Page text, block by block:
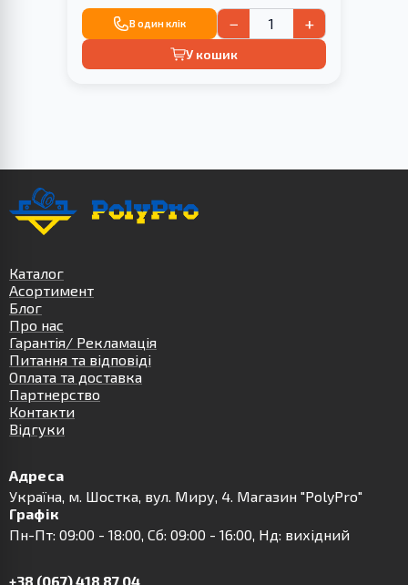
В один клік − +
У кошик
Каталог
Асортимент
Блог
Про нас
Гарантія/ Рекламація
Питання та відповіді
Оплата та доставка
Партнерство
Контакти
Відгуки
Адреса
Українa, м. Шостка, вул. Миру, 4. Магазин "PolyPro"
Графік
Пн-Пт: 09:00 - 18:00, Сб: 09:00 - 16:00, Нд: вихідний
+38 (067) 418 87 04